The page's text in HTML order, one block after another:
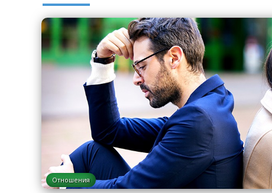
Отношения